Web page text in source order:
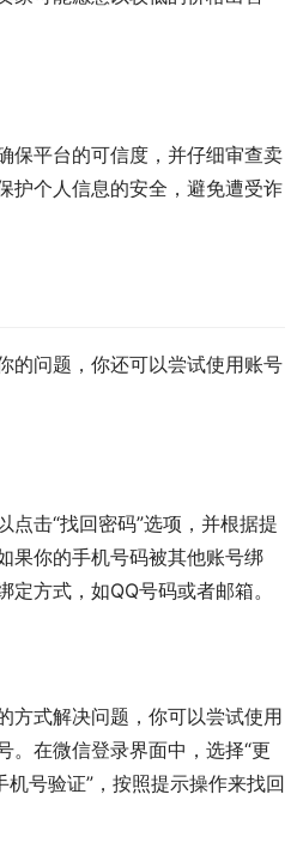
保平台的可信度，并仔细审查卖
护个人信息的安全，避免遭受诈
的问题，你还可以尝试使用账号
点击“找回密码”选项，并根据提
果你的手机号码被其他账号绑
方式，如QQ号码或者邮箱。
方式解决问题，你可以尝试使用
。在微信登录界面中，选择“更
机号验证”，按照提示操作来找回